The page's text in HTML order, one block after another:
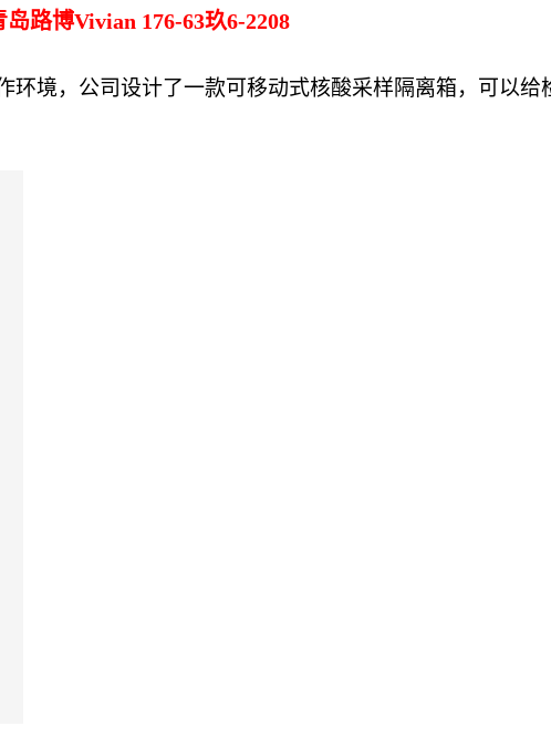
岛路博Vivian 176-63玖6-2208
环境， 公司设计了一款可移动式核酸采样隔离箱，可以给